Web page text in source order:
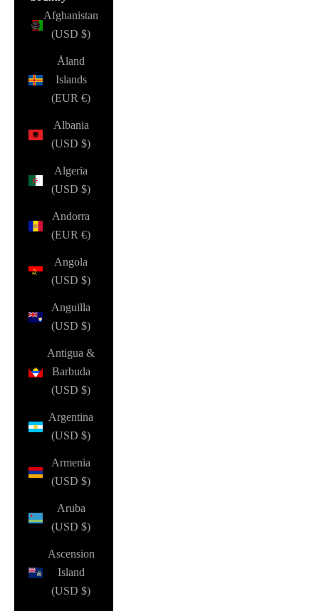
Afghanistan
(USD $)
Åland
Islands
(EUR €)
Albania
(USD $)
Algeria
(USD $)
Andorra
(EUR €)
Angola
(USD $)
Anguilla
(USD $)
Antigua &
Barbuda
(USD $)
Argentina
(USD $)
Armenia
(USD $)
Aruba
(USD $)
Ascension
Island
(USD $)